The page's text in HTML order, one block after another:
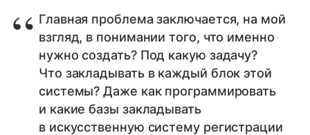
Главная проблема заключается, на мой
взгляд, в понимании того, что именно
нужно создать? Под какую задачу?
Что закладывать в каждый блок этой
системы? Даже как программировать
и какие базы закладывать
в искусственную систему регистрации